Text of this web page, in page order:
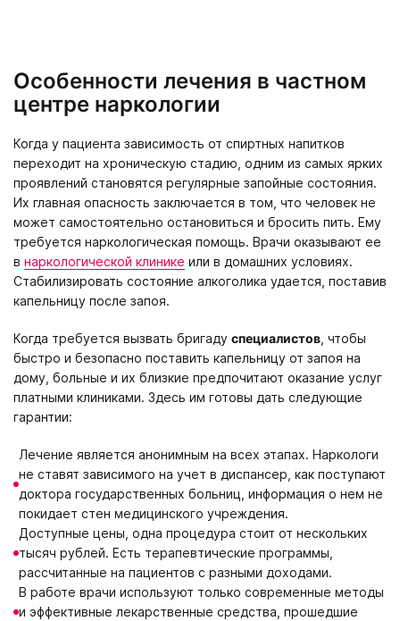
Особенности лечения в частном
центре наркологии
Когда у пациента зависимость от спиртных напитков
переходит на хроническую стадию, одним из самых ярких
проявлений становятся регулярные запойные состояния.
Их главная опасность заключается в том, что человек не
может самостоятельно остановиться и бросить пить. Ему
требуется наркологическая помощь. Врачи оказывают ее
в наркологической клинике или в домашних условиях.
Стабилизировать состояние алкоголика удается, поставив
капельницу после запоя.
Когда требуется вызвать бригаду специалистов , чтобы
быстро и безопасно поставить капельницу от запоя на
дому, больные и их близкие предпочитают оказание услуг
платными клиниками. Здесь им готовы дать следующие
гарантии:
Лечение является анонимным на всех этапах. Наркологи
не ставят зависимого на учет в диспансер, как поступают
доктора государственных больниц, информация о нем не
покидает стен медицинского учреждения.
Доступные цены, одна процедура стоит от нескольких
тысяч рублей. Есть терапевтические программы,
рассчитанные на пациентов с разными доходами.
В работе врачи используют только современные методы
и эффективные лекарственные средства, прошедшие